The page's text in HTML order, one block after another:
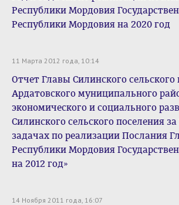
Республики Мордовия
Республики Мордовия на 2020 год
11 Марта 2012 года, 10:14
Отчет Главы Силинского сельского
Ардатовского муниципального
экономического и социального
Силинского сельского поселения за
задачах по реализации Послания
Республики Мордовия
на 2012 год»
14 Ноября 2011 года, 16:07